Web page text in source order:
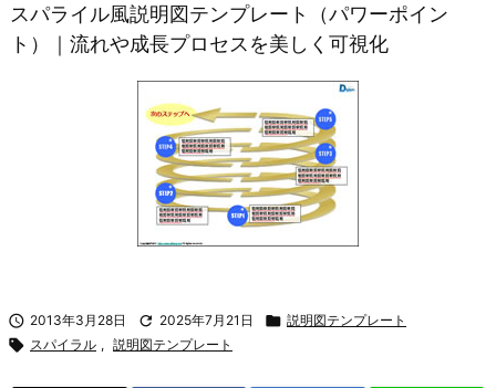
スパライル風説明図テンプレート（パワーポイン
ト）｜流れや成長プロセスを美しく可視化
 2013年3月28日  2025年7月21日  説明図テンプレート
 スパイラル , 説明図テンプレート